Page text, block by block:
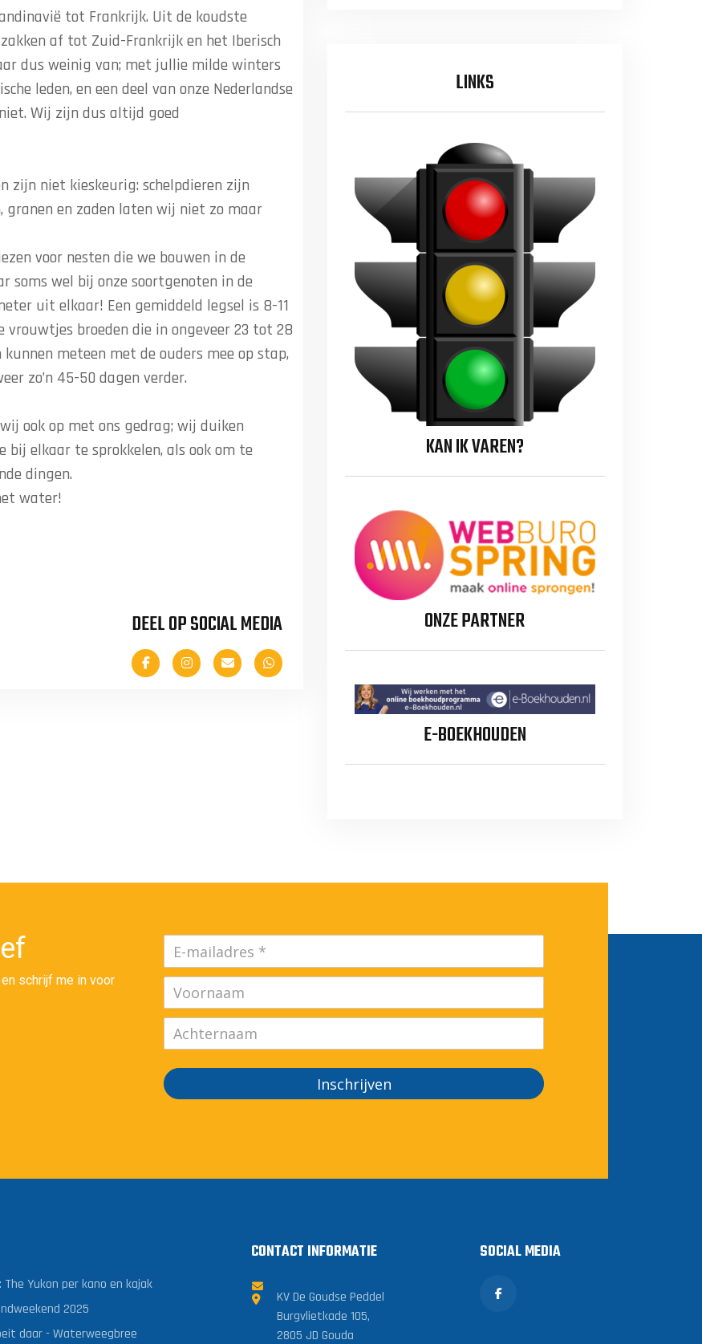
ook op met ons gedrag; wij duiken
elkaar te sprokkelen, als ook om te
dingen.
water!
LINKS
KAN IK VAREN?
ONZE PARTNER
E-BOEKHOUDEN
schrijf me in voor
Inschrijven
The Yukon per kano en kajak
2025
daar - Waterweegbree
CONTACT INFORMATIE
KV De Goudse Peddel
Burgvlietkade 105,
2805 JD Gouda
SOCIAL MEDIA